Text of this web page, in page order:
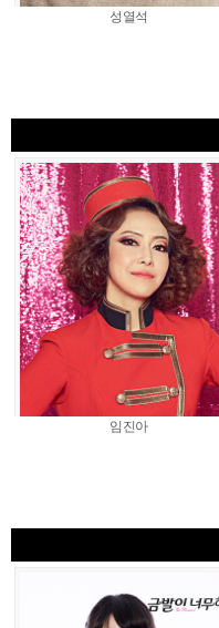
성열석
임진아